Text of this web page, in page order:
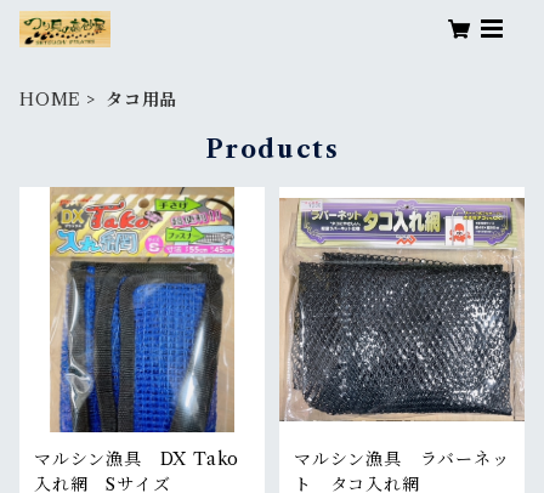
HOME タコ用品
Products
マルシン漁具 DX Tako
入れ網 Sサイズ
マルシン漁具 ラバーネッ
ト タコ入れ網